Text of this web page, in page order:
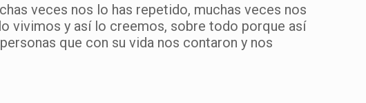
veces nos lo has repetido, muchas veces nos
vivimos y así lo creemos, sobre todo porque así
que con su vida nos contaron y nos